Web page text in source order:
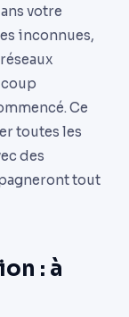
votre
inconnues,
Ce
toutes les
des
tout
: à